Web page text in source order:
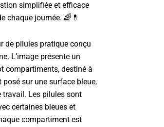
simplifiée et efficace
chaque journée. 🌈💊
de pilules pratique conçu
L’image présente un
compartiments, destiné à
sur une surface bleue,
travail. Les pilules sont
certaines bleues et
compartiment est